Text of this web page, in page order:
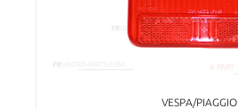
VESPA/PIAGGIO